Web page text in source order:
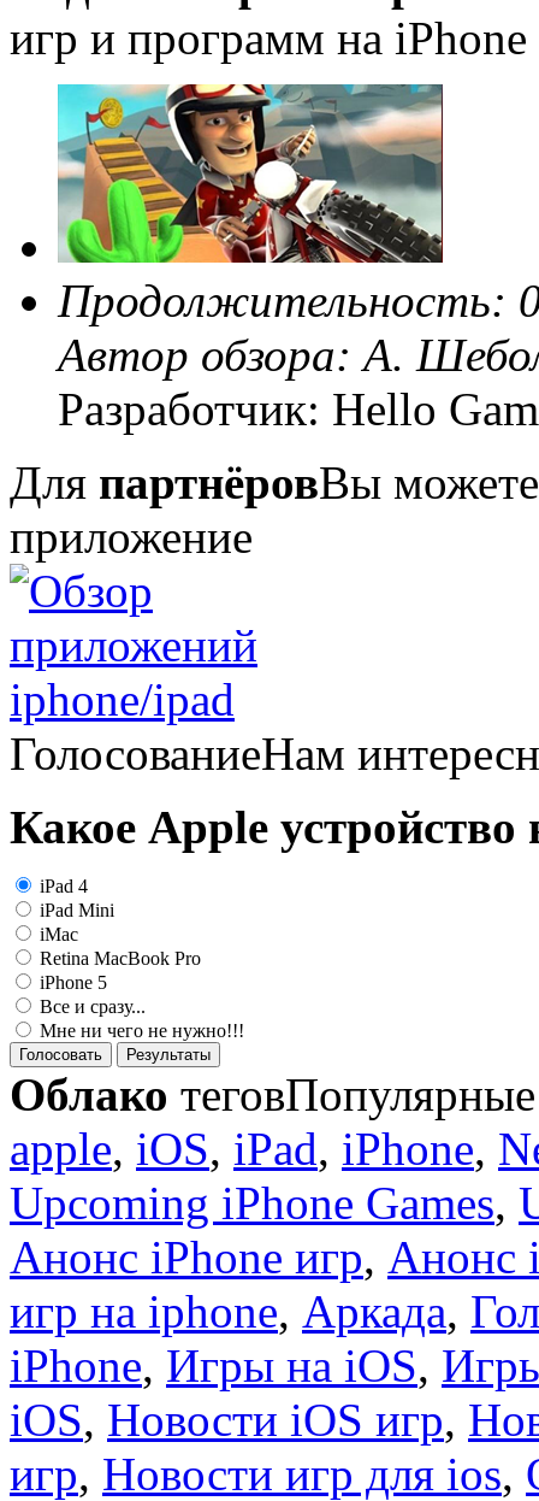
игр и программ на
Продолжительность:
Автор обзора:А.
Разработчик: Hello
Для партнёровВы можете
приложение
ГолосованиеНам
Какое Apple устройство
iPad 4
iPad Mini
iMac
Retina MacBook Pro
iPhone 5
Все и сразу...
Мне ни чего не нужно!!!
Голосовать Результаты
Облако теговПопулярные
apple, iOS, iPad, iPhone,
Upcoming iPhone Games,
Анонс iPhone игр, Анонс
игр на iphone, Аркада,
iPhone, Игры на iOS,
iOS, Новости iOS игр,
игр, Новости игр для ios,